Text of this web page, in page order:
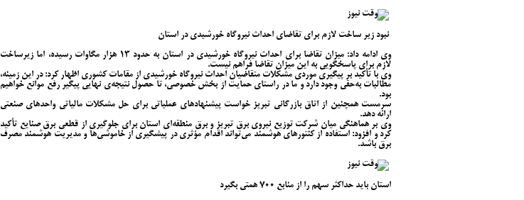
نبود زیر ساخت لازم برای تقاضای احداث نیروگاه خورشیدی در استان
وی ادامه داد: میزان تقاضا برای احداث نیروگاه خورشیدی در استان به حدود ۱۳ هزار مگاوات رسیده، اما زیرساخت
لازم برای پاسخگویی به این میزان تقاضا فراهم نیست.
وی با تأکید بر پیگیری موردی مشکلات متقاضیان احداث نیروگاه خورشیدی از مقامات کشوری اظهار کرد: در این زمینه،
مطالبات به‌حقی وجود دارد و ما در راستای حمایت از بخش خصوصی، تا حصول نتیجه‌ی نهایی پیگیر رفع موانع خواهیم
بود.
سرمست همچنین از اتاق بازرگانی تبریز خواست پیشنهادهای عملیاتی برای حل مشکلات مالیاتی واحدهای صنعتی
ارائه دهد.
وی بر هماهنگی میان شرکت توزیع نیروی برق تبریز و برق منطقه‌ای استان برای جلوگیری از قطعی برق صنایع تأکید
کرد و افزود: استفاده از کنتورهای هوشمند می‌تواند اقدام مؤثری در پیشگیری از خاموشی‌ها و مدیریت هوشمند مصرف
برق باشد.
استان باید حداکثر سهم را از منابع ۷۰۰ همتی بگیرد